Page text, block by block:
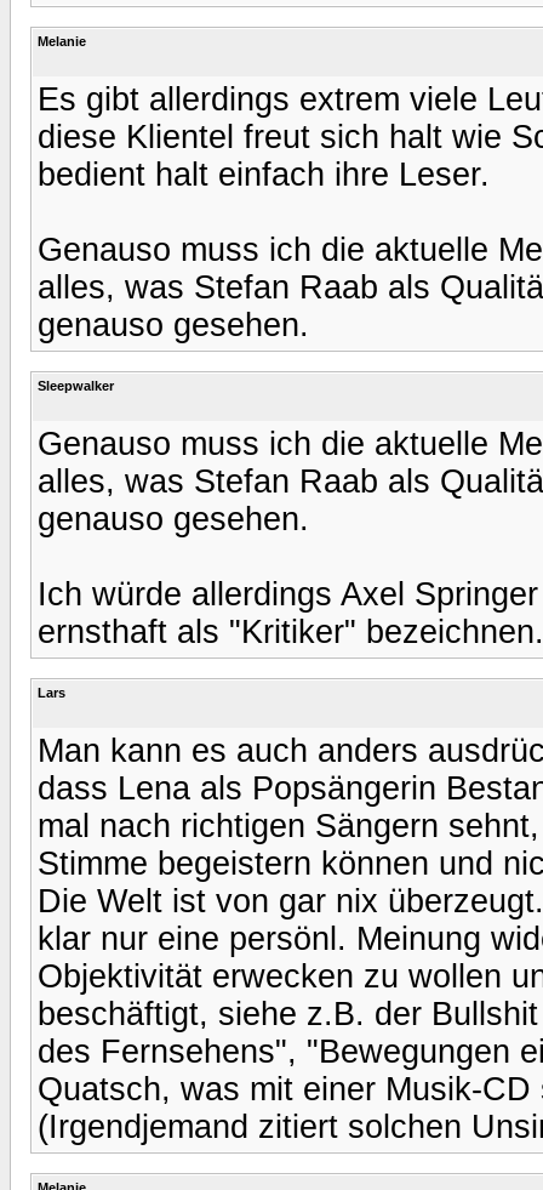
Melanie
Es gibt allerdings extrem viele
diese Klientel freut sich halt wie
bedient halt einfach ihre Leser.
Genauso muss ich die aktuelle
alles, was Stefan Raab als
genauso gesehen.
Sleepwalker
Genauso muss ich die aktuelle
alles, was Stefan Raab als
genauso gesehen.
Ich würde allerdings Axel
ernsthaft als "Kritiker" bezeichnen.
Lars
Man kann es auch anders
dass Lena als Popsängerin
mal nach richtigen Sängern
Stimme begeistern können und
Die Welt ist von gar nix
klar nur eine persönl. Meinung
Objektivität erwecken zu wollen
beschäftigt, siehe z.B. der
des Fernsehens", "Bewegungen
Quatsch, was mit einer Musik-
(Irgendjemand zitiert solchen